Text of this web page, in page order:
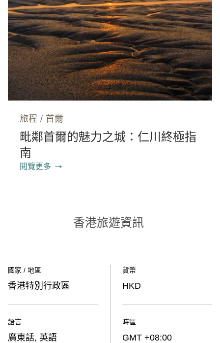
旅程 / 首爾
毗鄰首爾的魅力之城：仁川終極指
南
閱覽更多
香港旅遊資訊
國家 / 地區
香港特別行政區
語言
廣東話, 英語
貨幣
HKD
時區
GMT +08:00